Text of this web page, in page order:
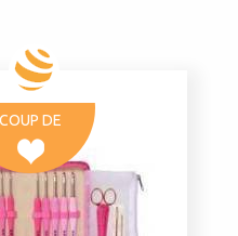
COUP DE